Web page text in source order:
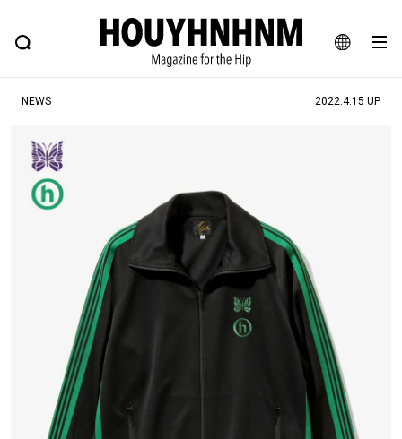
JA
EN
FEATURE BLOG SNAP
ヒップなファッション、カルチャー、ライフスタイルWEBマガジン
#注目のタグ
#SHOPPING ADDICT #憧れの逸品
#ESSENTIAL DESIGNS #古着サミット
#NEW VINTAGE #マイナーグッド図鑑
#路地裏てぃーん。 #MONTHLY JOURNAL
#GH 銘品の所以 #フイナムのYouTube
#Commune H
#ととけん #MOVIE
#LIFESTYLE
#SPORTS
NEWS 2022.4.15 UP